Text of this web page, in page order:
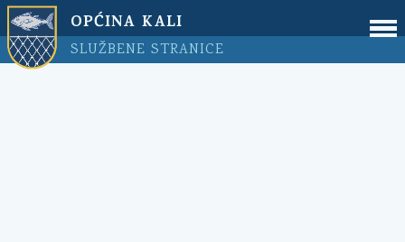
OPĆINA KALI
SLUŽBENE STRANICE